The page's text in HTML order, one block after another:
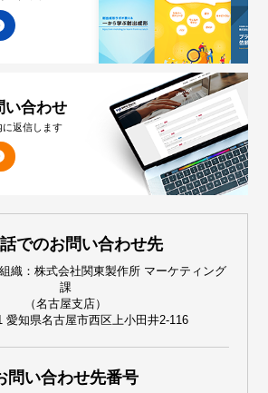
い合わせ
返信します
でのお問い合わせ先
織：株式会社関東製作所 マーケティング
課
（名古屋支店）
愛知県名古屋市西区上小田井2-116
問い合わせ先番号